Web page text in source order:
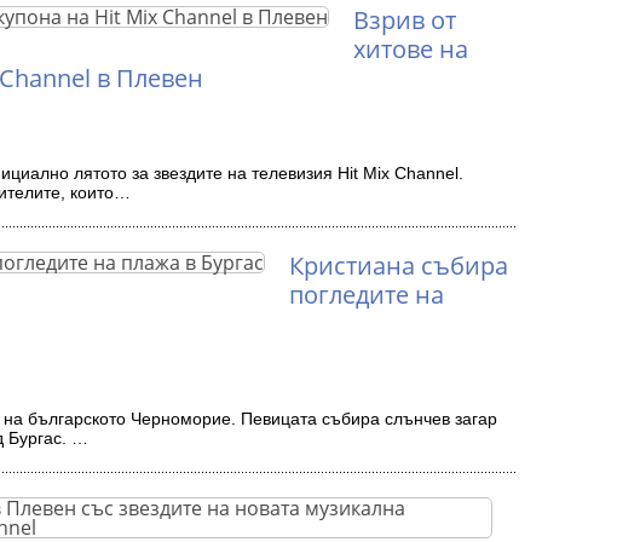
Взрив от
хитове на
в Плевен
лятото за звездите на телевизия Hit Mix Channel.
които…
Кристиана събира
погледите на
българското Черноморие. Певицата събира слънчев загар
Бургас. …